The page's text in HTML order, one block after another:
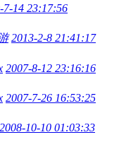
7-14 23:17:56
2013-2-8 21:41:17
2007-8-12 23:16:16
2007-7-26 16:53:25
2008-10-10 01:03:33